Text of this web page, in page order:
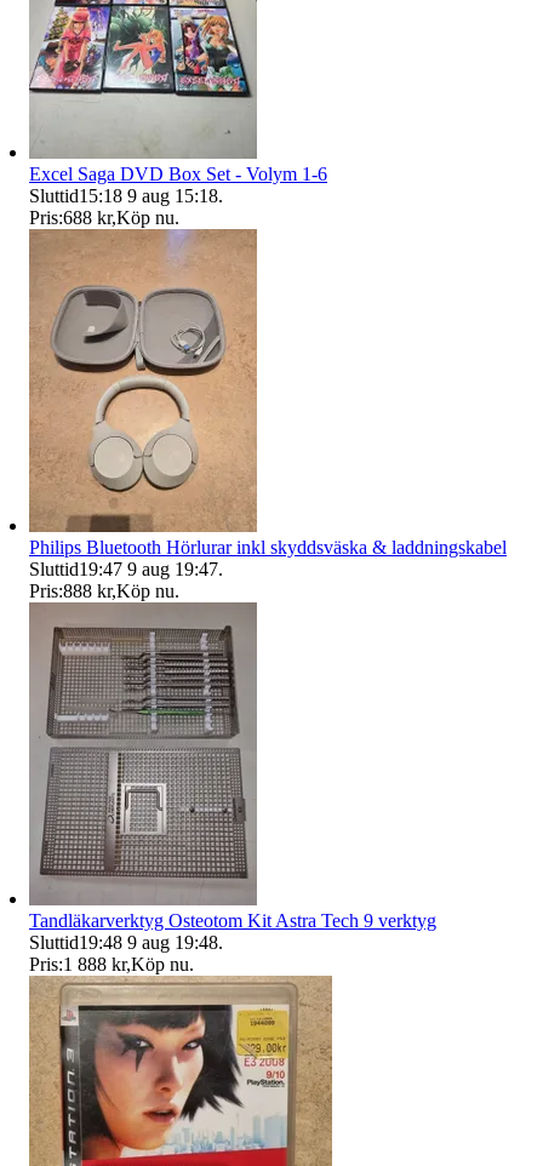
Excel Saga DVD Box Set - Volym 1-6
Sluttid15:18 9 aug 15:18.
Pris:688 kr,Köp nu.
Philips Bluetooth Hörlurar inkl skyddsväska & laddningskabel
Sluttid19:47 9 aug 19:47.
Pris:888 kr,Köp nu.
Tandläkarverktyg Osteotom Kit Astra Tech 9 verktyg
Sluttid19:48 9 aug 19:48.
Pris:1 888 kr,Köp nu.